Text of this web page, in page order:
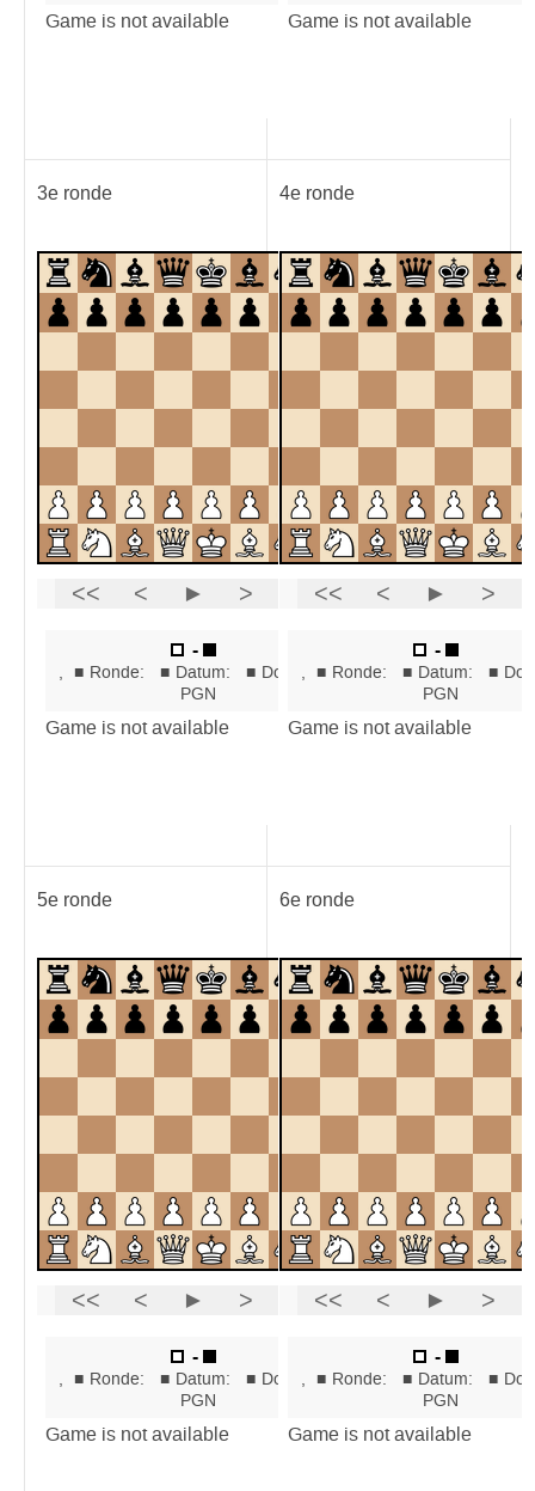
3e ronde 4e ronde
5e ronde 6e ronde